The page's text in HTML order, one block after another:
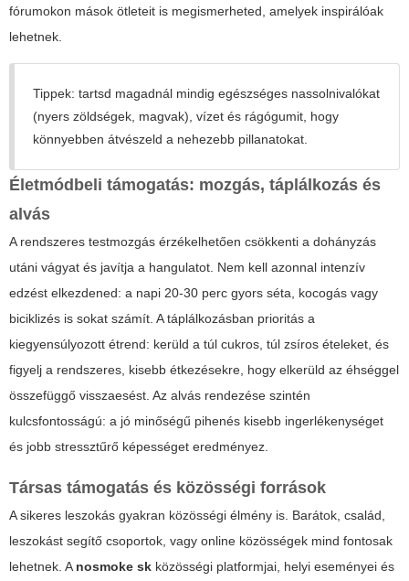
fórumokon mások ötleteit is megismerheted, amelyek inspirálóak
lehetnek.
Tippek: tartsd magadnál mindig egészséges nassolnivalókat
(nyers zöldségek, magvak), vízet és rágógumit, hogy
könnyebben átvészeld a nehezebb pillanatokat.
Életmódbeli támogatás: mozgás, táplálkozás és
alvás
A rendszeres testmozgás érzékelhetően csökkenti a dohányzás
utáni vágyat és javítja a hangulatot. Nem kell azonnal intenzív
edzést elkezdened: a napi 20-30 perc gyors séta, kocogás vagy
biciklizés is sokat számít. A táplálkozásban prioritás a
kiegyensúlyozott étrend: kerüld a túl cukros, túl zsíros ételeket, és
figyelj a rendszeres, kisebb étkezésekre, hogy elkerüld az éhséggel
összefüggő visszaesést. Az alvás rendezése szintén
kulcsfontosságú: a jó minőségű pihenés kisebb ingerlékenységet
és jobb stressztűrő képességet eredményez.
Társas támogatás és közösségi források
A sikeres leszokás gyakran közösségi élmény is. Barátok, család,
leszokást segítő csoportok, vagy online közösségek mind fontosak
lehetnek. A nosmoke sk közösségi platformjai, helyi eseményei és